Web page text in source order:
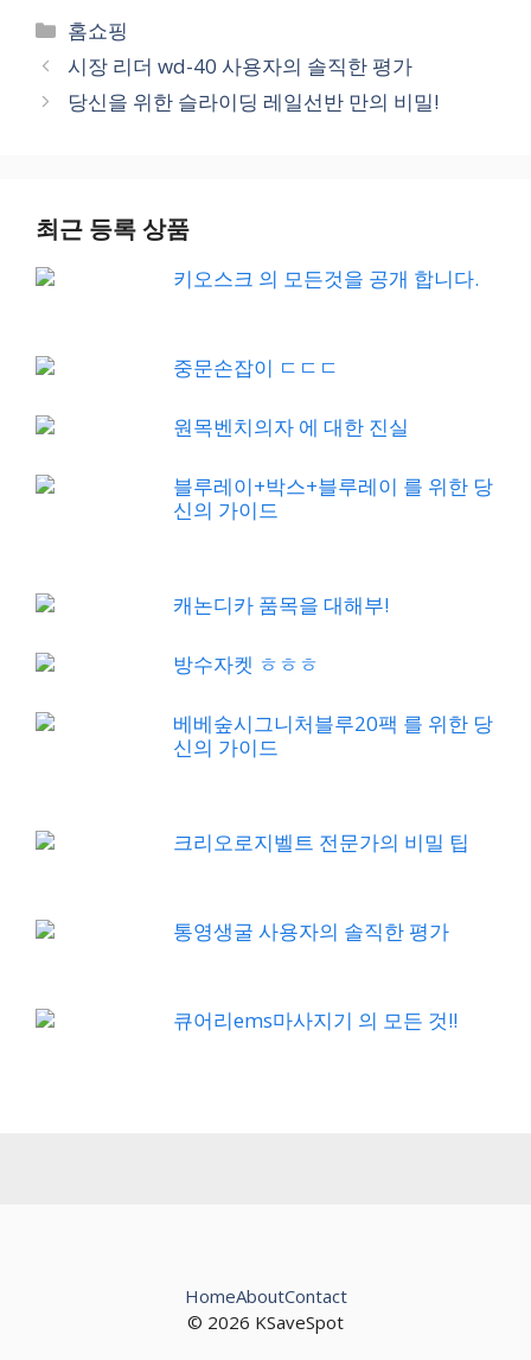
Categories
홈쇼핑
시장 리더 wd-40 사용자의 솔직한 평가
당신을 위한 슬라이딩 레일선반 만의 비밀!
최근 등록 상품
키오스크 의 모든것을 공개 합니다.
중문손잡이 ㄷㄷㄷ
원목벤치의자 에 대한 진실
블루레이+박스+블루레이 를 위한 당
신의 가이드
캐논디카 품목을 대해부!
방수자켓 ㅎㅎㅎ
베베숲시그니처블루20팩 를 위한 당
신의 가이드
크리오로지벨트 전문가의 비밀 팁
통영생굴 사용자의 솔직한 평가
큐어리ems마사지기 의 모든 것!!
© 2026 KSaveSpot
HomeAboutContact